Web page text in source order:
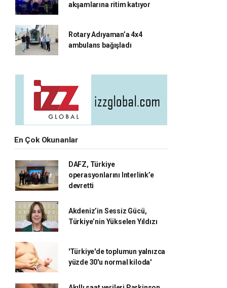
akşamlarına ritim katıyor
Rotary Adıyaman’a 4x4
ambulans bağışladı
En Çok Okunanlar
DAFZ, Türkiye
operasyonlarını Interlink’e
devretti
Akdeniz’in Sessiz Gücü,
Türkiye’nin Yükselen Yıldızı
'Türkiye'de toplumun yalnızca
yüzde 30'u normal kiloda'